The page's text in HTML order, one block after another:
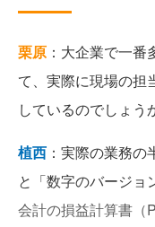
栗原 ：大企業で一
て、実際に現場の担
しているのでしょう
植西 ：実際の業務の
と「数字のバージョ
会計の損益計算書（